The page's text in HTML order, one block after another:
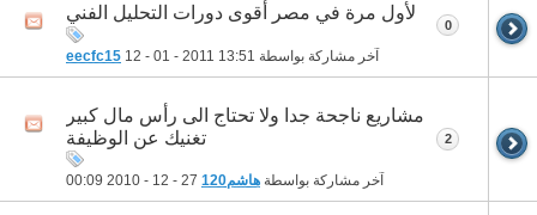
لأول مرة في مصر أقوى دورات التحليل الفني
آخر مشاركة بواسطة eecfc15 12 - 01 - 2011 13:51
0
مشاريع ناجحة جدا ولا تحتاج الى رأس مال كبير
تغنيك عن الوظيفة
آخر مشاركة بواسطة هاشم120 00:09
2